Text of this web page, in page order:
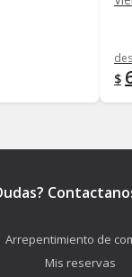
$
Arrepentimiento de
Mis reservas